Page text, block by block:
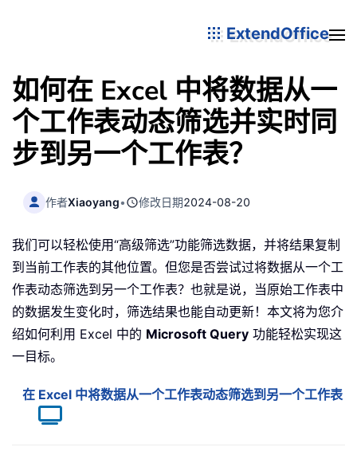
ExtendOffice
如何在 Excel 中将数据从一
个工作表动态筛选并实时同
步到另一个工作表？
作者Xiaoyang• 修改日期2024-08-20
我们可以轻松使用“高级筛选”功能筛选数据，并将结果复制
到当前工作表的其他位置。但您是否尝试过将数据从一个工
作表动态筛选到另一个工作表？也就是说，当原始工作表中
的数据发生变化时，筛选结果也能自动更新！本文将为您介
绍如何利用 Excel 中的 Microsoft Query 功能轻松实现这
一目标。
在 Excel 中将数据从一个工作表动态筛选到另一个工作表